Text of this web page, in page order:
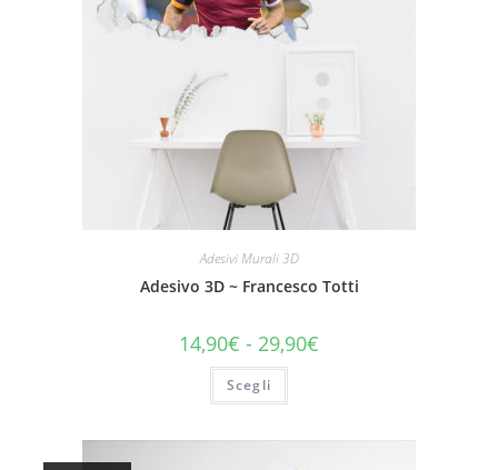
Adesivi Murali 3D
Adesivo 3D ~ Francesco Totti
14,90€ - 29,90€
Scegli